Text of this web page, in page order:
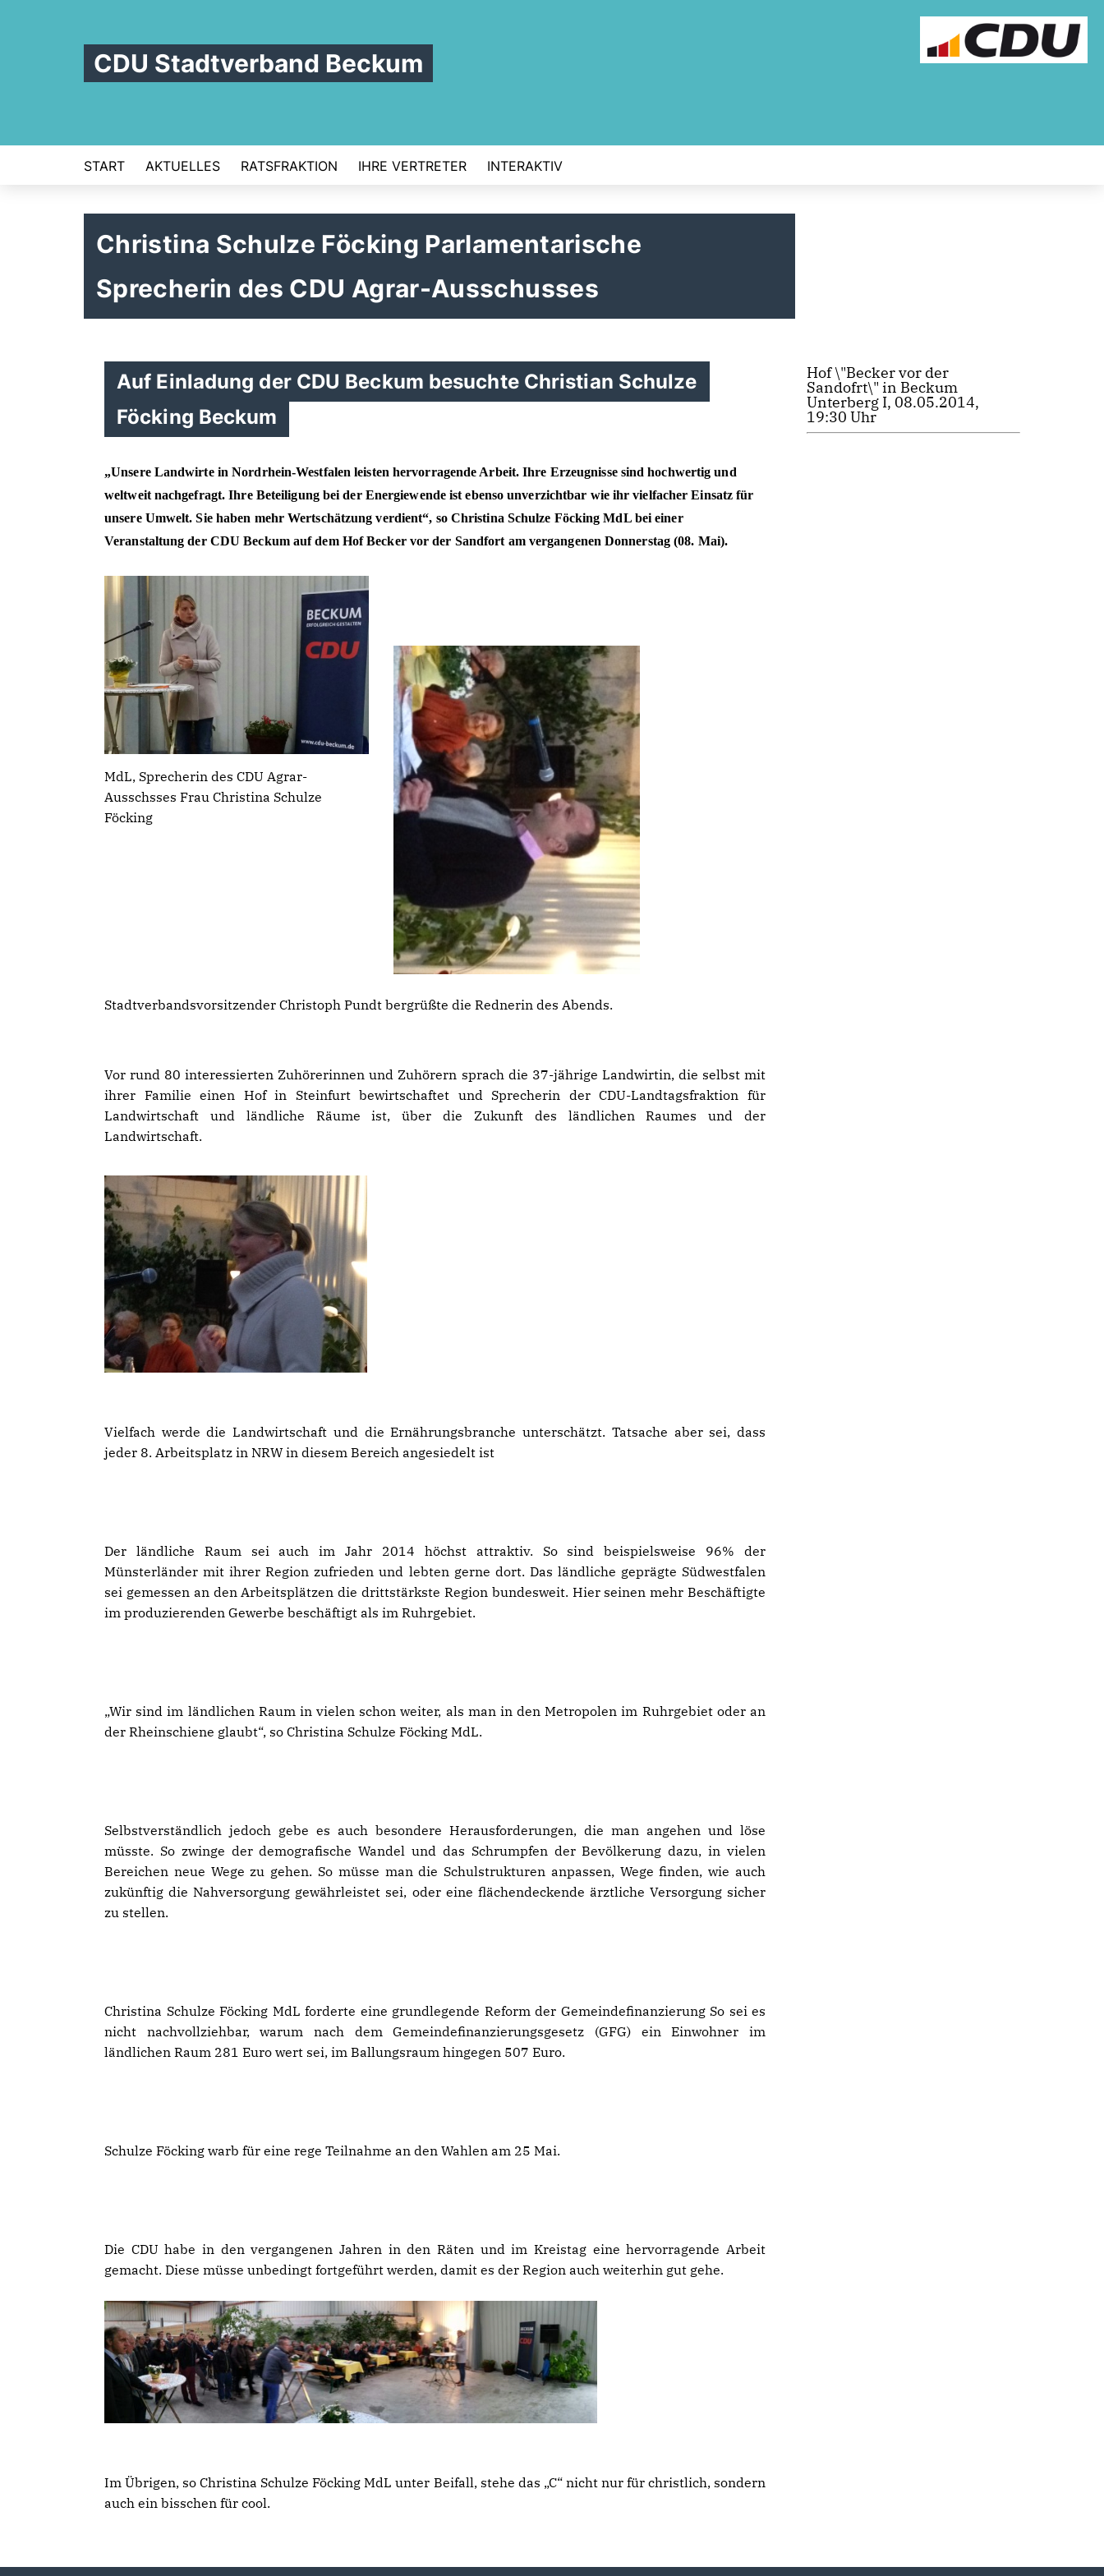
CDU Stadtverband Beckum
START AKTUELLES RATSFRAKTION IHRE VERTRETER INTERAKTIV
Christina Schulze Föcking Parlamentarische
Sprecherin des CDU Agrar-Ausschusses
Auf Einladung der CDU Beckum besuchte Christian Schulze
Föcking Beckum
Unsere Landwirte in Nordrhein-Westfalen leisten hervorragende Arbeit. Ihre Erzeugnisse sind hochwertig und
weltweit nachgefragt. Ihre Beteiligung bei der Energiewende ist ebenso unverzichtbar wie ihr vielfacher Einsatz für
unsere Umwelt. Sie haben mehr Wertschätzung verdient“, so Christina Schulze Föcking MdL bei einer
Veranstaltung der CDU Beckum auf dem Hof Becker vor der Sandfort am vergangenen Donnerstag (08. Mai).
MdL, Sprecherin des CDU Agrar-
Ausschsses Frau Christina Schulze
Föcking
Stadtverbandsvorsitzender Christoph Pundt bergrüßte die Rednerin des Abends.
Vor rund 80 interessierten Zuhörerinnen und Zuhörern sprach die 37-jährige Landwirtin, die selbst mit
ihrer Familie einen Hof in Steinfurt bewirtschaftet und Sprecherin der CDU-Landtagsfraktion für
Landwirtschaft und ländliche Räume ist, über die Zukunft des ländlichen Raumes und der
Landwirtschaft.
Vielfach werde die Landwirtschaft und die Ernährungsbranche unterschätzt. Tatsache aber sei, dass
jeder 8. Arbeitsplatz in NRW in diesem Bereich angesiedelt ist
Der ländliche Raum sei auch im Jahr 2014 höchst attraktiv. So sind beispielsweise 96% der
Münsterländer mit ihrer Region zufrieden und lebten gerne dort. Das ländliche geprägte Südwestfalen
sei gemessen an den Arbeitsplätzen die drittstärkste Region bundesweit. Hier seinen mehr Beschäftigte
im produzierenden Gewerbe beschäftigt als im Ruhrgebiet.
Wir sind im ländlichen Raum in vielen schon weiter, als man in den Metropolen im Ruhrgebiet oder an
der Rheinschiene glaubt“, so Christina Schulze Föcking MdL.
Selbstverständlich jedoch gebe es auch besondere Herausforderungen, die man angehen und löse
müsste. So zwinge der demografische Wandel und das Schrumpfen der Bevölkerung dazu, in vielen
Bereichen neue Wege zu gehen. So müsse man die Schulstrukturen anpassen, Wege finden, wie auch
zukünftig die Nahversorgung gewährleistet sei, oder eine flächendeckende ärztliche Versorgung sicher
zu stellen.
Christina Schulze Föcking MdL forderte eine grundlegende Reform der Gemeindefinanzierung So sei es
nicht nachvollziehbar, warum nach dem Gemeindefinanzierungsgesetz (GFG) ein Einwohner im
ländlichen Raum 281 Euro wert sei, im Ballungsraum hingegen 507 Euro.
Schulze Föcking warb für eine rege Teilnahme an den Wahlen am 25 Mai.
Die CDU habe in den vergangenen Jahren in den Räten und im Kreistag eine hervorragende Arbeit
gemacht. Diese müsse unbedingt fortgeführt werden, damit es der Region auch weiterhin gut gehe.
Im Übrigen, so Christina Schulze Föcking MdL unter Beifall, stehe das „C“ nicht nur für christlich, sondern
auch ein bisschen für cool.
Hof \"Becker vor der
Sandofrt\" in Beckum
Unterberg I, 08.05.2014,
19:30 Uhr